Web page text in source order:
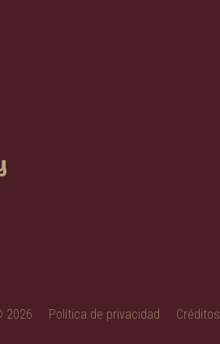
2026 Política de privacidad Créditos